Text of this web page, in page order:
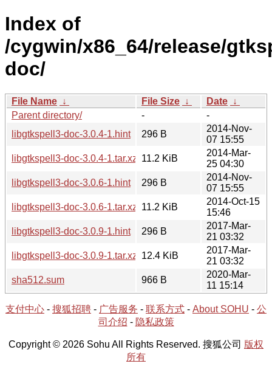
Index of
/cygwin/x86_64/release/
doc/
File Name ↓ File Size ↓ Date ↓
Parent directory/
-
-
libgtkspell3-doc-3.0.4-1.hint
296 B
2014-Nov-
07 15:55
libgtkspell3-doc-3.0.4-1.tar.xz
11.2 KiB
2014-Mar-
25 04:30
libgtkspell3-doc-3.0.6-1.hint
296 B
2014-Nov-
07 15:55
libgtkspell3-doc-3.0.6-1.tar.xz
11.2 KiB
2014-Oct-15
15:46
libgtkspell3-doc-3.0.9-1.hint
296 B
2017-Mar-
21 03:32
libgtkspell3-doc-3.0.9-1.tar.xz
12.4 KiB
2017-Mar-
21 03:32
sha512.sum
966 B
2020-Mar-
11 15:14
支付中心 - 搜狐招聘 - 广告服务 - 联系方式 - About SOHU - 公
司介绍 - 隐私政策
Copyright © 2026 Sohu All Rights Reserved. 搜狐公司 版权
所有